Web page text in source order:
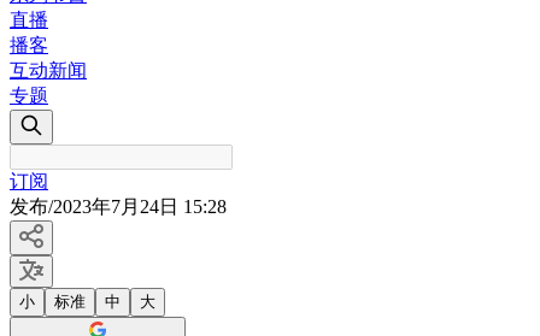
直播
播客
互动新闻
专题
订阅
发布/2023年7月24日 15:28
小 标准 中 大